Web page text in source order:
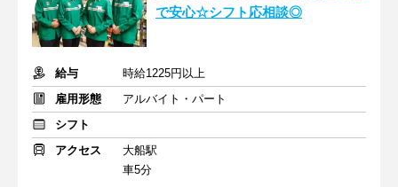
で安心☆シフト応相談◎
給与
時給1225円以上
雇用形態
アルバイト・パート
シフト
アクセス
大船駅
車5分